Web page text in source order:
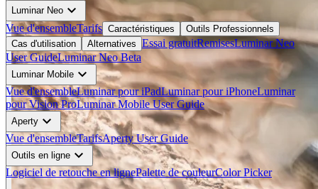
Luminar Neo expand_more
Vue d'ensembleTarifs Caractéristiques
Outils Professionnels
Cas d'utilisation
Alternatives Essai gratuitRemisesLuminar Neo
User GuideLuminar Neo Beta
Luminar Mobile expand_more
Vue d'ensembleLuminar pour iPadLuminar pour iPhoneLuminar
pour Vision ProLuminar Mobile User Guide
Aperty expand_more
Vue d'ensembleTarifsAperty User Guide
Outils en ligne expand_more
Logiciel de retouche en lignePalette de couleurColor Picker